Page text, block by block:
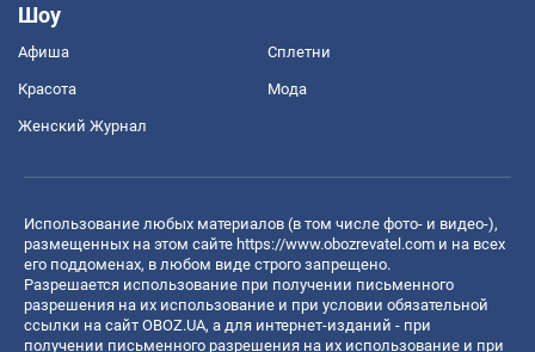
Шоу
Афиша Сплетни
Красота Мода
Женский Журнал
Использование любых материалов (в том числе фото- и видео-),
размещенных на этом сайте https://www.obozrevatel.com и на всех
его поддоменах, в любом виде строго запрещено.
Разрешается использование при получении письменного
разрешения на их использование и при условии обязательной
ссылки на сайт OBOZ.UA, а для интернет-изданий - при
получении письменного разрешения на их использование и при